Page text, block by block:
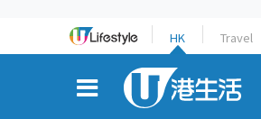
HK Travel